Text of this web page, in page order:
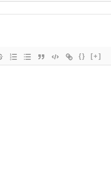
{} [+]